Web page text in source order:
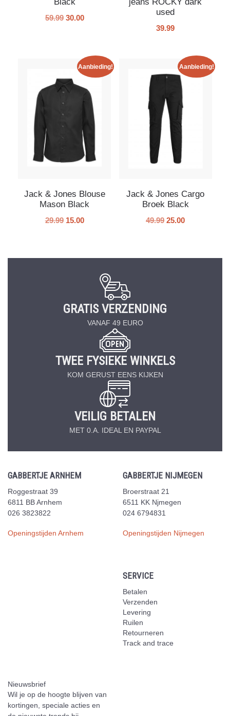
59.99 30.00
used
39.99
Aanbieding!
Jack & Jones Blouse
Mason Black
29.99 15.00
Aanbieding!
Jack & Jones Cargo
Broek Black
49.99 25.00
GRATIS VERZENDING
VANAF 49 EURO
TWEE FYSIEKE WINKELS
KOM GERUST EENS KIJKEN
VEILIG BETALEN
MET 0.A. IDEAL EN PAYPAL
GABBERTJE ARNHEM
Roggestraat 39
6811 BB Arnhem
026 3823822
Openingstijden Arnhem
GABBERTJE NIJMEGEN
Broerstraat 21
6511 KK Njmegen
024 6794831
Openingstijden Nijmegen
SERVICE
Betalen
Verzenden
Levering
Ruilen
Retourneren
Track and trace
Nieuwsbrief
Wil je op de hoogte blijven van
kortingen, speciale acties en